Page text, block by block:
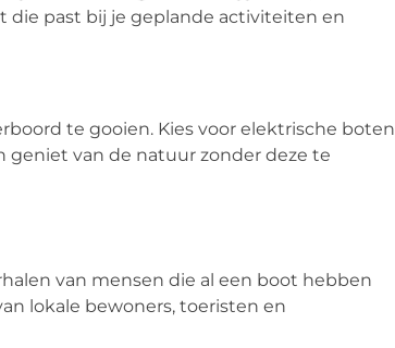
die past bij je geplande activiteiten en
te gooien. Kies voor elektrische boten
van de natuur zonder deze te
van mensen die al een boot hebben
lokale bewoners, toeristen en